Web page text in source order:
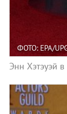
ФОТО: EPA/
Энн Хэтэуэй